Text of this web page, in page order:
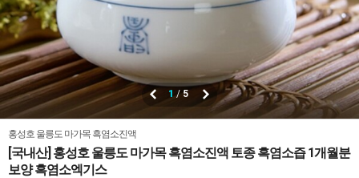
1/5
홍성호 울릉도 마가목 흑염소진액
[국내산] 홍성호 울릉도 마가목 흑염소진액 토종 흑염소즙 1개월분
보양 흑염소엑기스